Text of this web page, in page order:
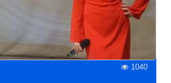
1040